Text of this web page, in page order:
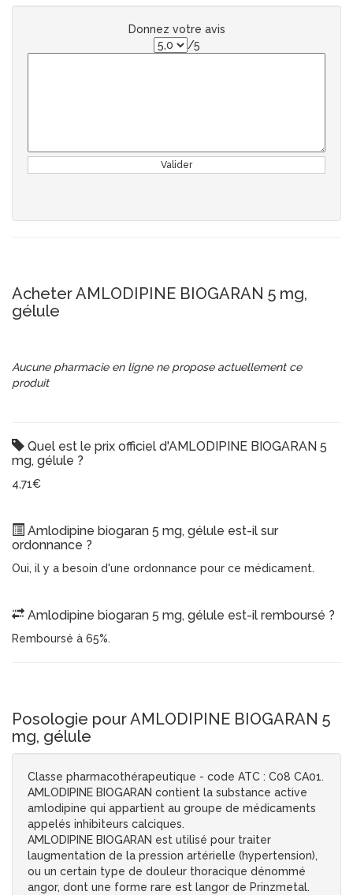
Donnez votre avis
/5
Valider
Acheter AMLODIPINE BIOGARAN 5 mg,
gélule
Aucune pharmacie en ligne ne propose actuellement ce
produit
Quel est le prix officiel d'AMLODIPINE BIOGARAN 5
mg, gélule ?
4,71€
Amlodipine biogaran 5 mg, gélule est-il sur
ordonnance ?
Oui, il y a besoin d'une ordonnance pour ce médicament.
Amlodipine biogaran 5 mg, gélule est-il remboursé ?
Remboursé à 65%.
Posologie pour AMLODIPINE BIOGARAN 5
mg, gélule
Classe pharmacothérapeutique - code ATC : C08 CA01.
AMLODIPINE BIOGARAN contient la substance active
amlodipine qui appartient au groupe de médicaments
appelés inhibiteurs calciques.
AMLODIPINE BIOGARAN est utilisé pour traiter
laugmentation de la pression artérielle (hypertension),
ou un certain type de douleur thoracique dénommé
angor, dont une forme rare est langor de Prinzmetal.